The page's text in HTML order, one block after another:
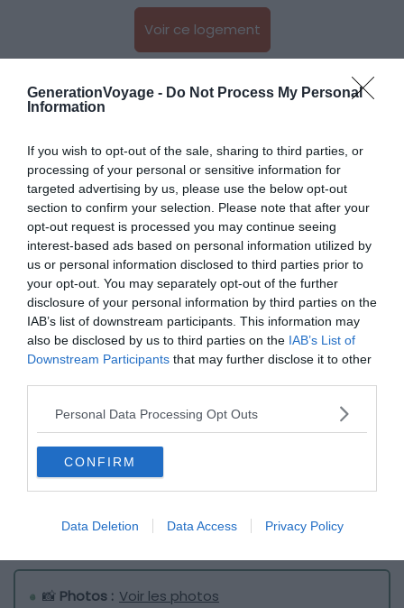
GenerationVoyage - Do Not Process My Personal
Information
If you wish to opt-out of the sale, sharing to third parties, or
processing of your personal or sensitive information for
targeted advertising by us, please use the below opt-out
section to confirm your selection. Please note that after your
opt-out request is processed you may continue seeing
interest-based ads based on personal information utilized by
us or personal information disclosed to third parties prior to
your opt-out. You may separately opt-out of the further
disclosure of your personal information by third parties on the
IAB’s list of downstream participants. This information may
also be disclosed by us to third parties on the IAB’s List of
Downstream Participants that may further disclose it to other
Personal Data Processing Opt Outs
CONFIRM
Data Deletion Data Access Privacy Policy
Voir ce logement
Logement dans une maison ottomane
du XVe siècle
Crédit photo : Airbnb
📸 Photos : Voir les photos